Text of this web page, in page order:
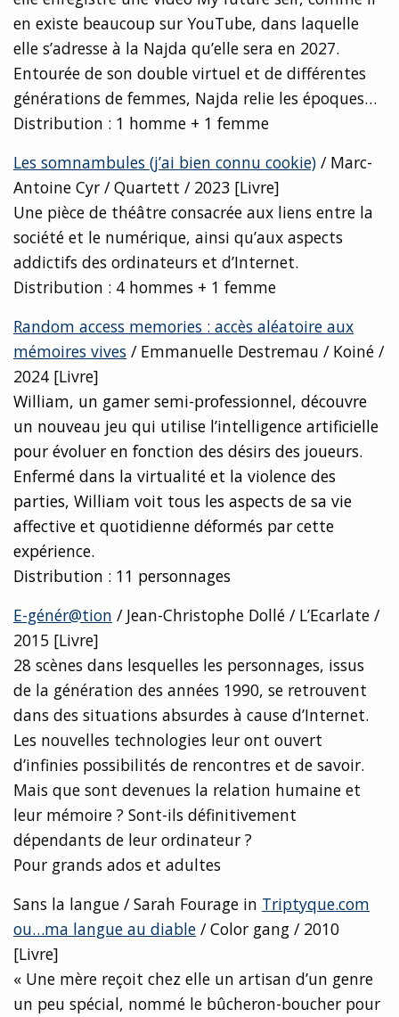
en existe beaucoup sur YouTube, dans laquelle
elle s’adresse à la Najda qu’elle sera en 2027.
Entourée de son double virtuel et de différentes
générations de femmes, Najda relie les époques…
Distribution : 1 homme + 1 femme
Les somnambules (j’ai bien connu cookie) / Marc-
Antoine Cyr / Quartett / 2023 [Livre]
Une pièce de théâtre consacrée aux liens entre la
société et le numérique, ainsi qu’aux aspects
addictifs des ordinateurs et d’Internet.
Distribution : 4 hommes + 1 femme
Random access memories : accès aléatoire aux
mémoires vives / Emmanuelle Destremau / Koiné /
2024 [Livre]
William, un gamer semi-professionnel, découvre
un nouveau jeu qui utilise l’intelligence artificielle
pour évoluer en fonction des désirs des joueurs.
Enfermé dans la virtualité et la violence des
parties, William voit tous les aspects de sa vie
affective et quotidienne déformés par cette
expérience.
Distribution : 11 personnages
E-génér@tion / Jean-Christophe Dollé / L’Ecarlate /
2015 [Livre]
28 scènes dans lesquelles les personnages, issus
de la génération des années 1990, se retrouvent
dans des situations absurdes à cause d’Internet.
Les nouvelles technologies leur ont ouvert
d’infinies possibilités de rencontres et de savoir.
Mais que sont devenues la relation humaine et
leur mémoire ? Sont-ils définitivement
dépendants de leur ordinateur ?
Pour grands ados et adultes
Sans la langue / Sarah Fourage in Triptyque.com
ou…ma langue au diable / Color gang / 2010
[Livre]
« Une mère reçoit chez elle un artisan d’un genre
un peu spécial, nommé le bûcheron-boucher pour